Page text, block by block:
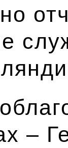
–